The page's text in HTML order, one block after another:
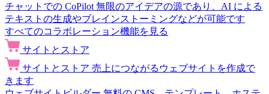
チャットでの CoPilot 無限のアイデアの源であり、AI による
テキストの生成やブレインストーミングなどが可能です
すべてのコラボレーション機能を見る
サイトとストア
サイトとストア 売上につながるウェブサイトを作成で
きます